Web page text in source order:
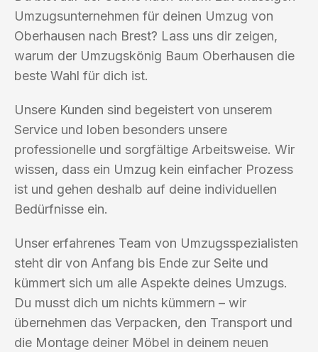
Umzugsunternehmen für deinen Umzug von
Oberhausen nach Brest? Lass uns dir zeigen,
warum der Umzugskönig Baum Oberhausen die
beste Wahl für dich ist.
Unsere Kunden sind begeistert von unserem
Service und loben besonders unsere
professionelle und sorgfältige Arbeitsweise. Wir
wissen, dass ein Umzug kein einfacher Prozess
ist und gehen deshalb auf deine individuellen
Bedürfnisse ein.
Unser erfahrenes Team von Umzugsspezialisten
steht dir von Anfang bis Ende zur Seite und
kümmert sich um alle Aspekte deines Umzugs.
Du musst dich um nichts kümmern – wir
übernehmen das Verpacken, den Transport und
die Montage deiner Möbel in deinem neuen